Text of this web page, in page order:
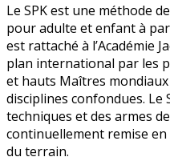
Le SPK est une méthode
pour adulte et enfant à
est rattaché à l’Académie
plan international par les
et hauts Maîtres
disciplines confondues. Le
techniques et des armes
continuellement remise
du terrain.